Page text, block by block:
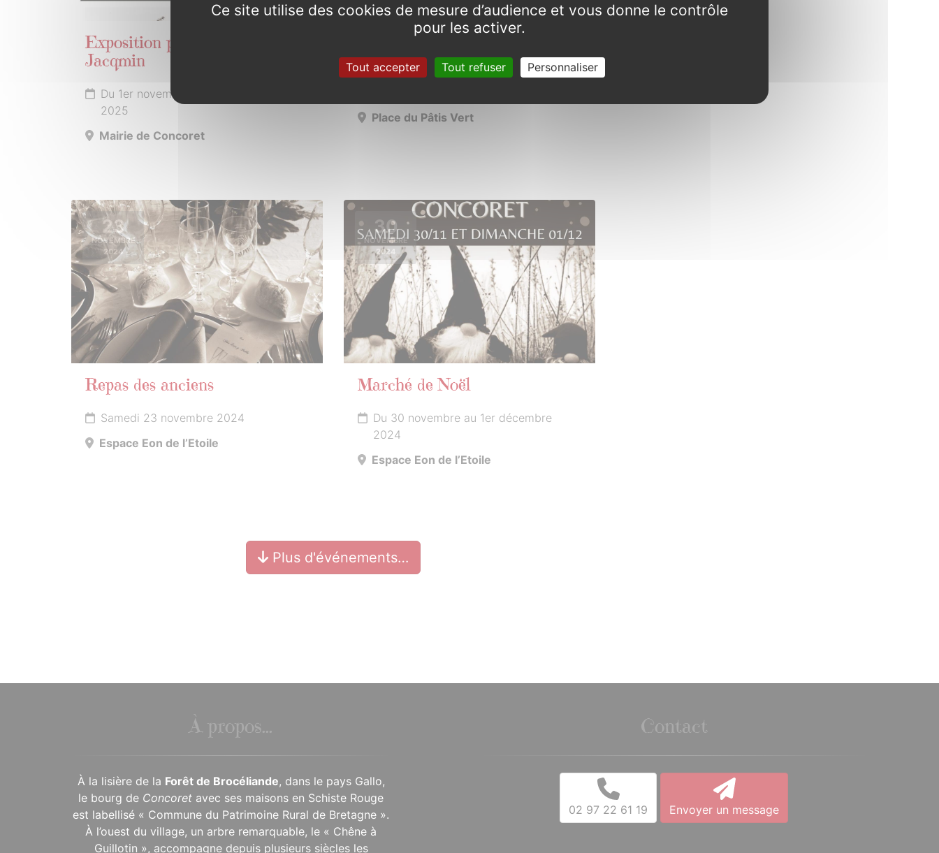
Exposition par Sébastien
Jacqmin
Du 1er novembre 2024 au 31 janvier
2025
Mairie de Concoret
Dimanche 10 novembre 2024 de 10h30
Place du Pâtis Vert
23
NOVEMBRE
2024
Repas des anciens
Samedi 23 novembre 2024
Espace Eon de l’Etoile
30
NOVEMBRE
2024
Marché de Noël
Du 30 novembre au 1er décembre
2024
Espace Eon de l’Etoile
Plus d'événements…
À propos...
À la lisière de la Forêt de Brocéliande, dans le pays Gallo,
le bourg de Concoret avec ses maisons en Schiste Rouge
est labellisé « Commune du Patrimoine Rural de Bretagne ».
À l’ouest du village, un arbre remarquable, le « Chêne à
Guillotin », accompagne depuis plusieurs siècles les
Contact
02 97 22 61 19 Envoyer un message
Ce site utilise des cookies de mesure d’audience et vous donne le contrôle
pour les activer.
Tout accepter Tout refuser Personnaliser